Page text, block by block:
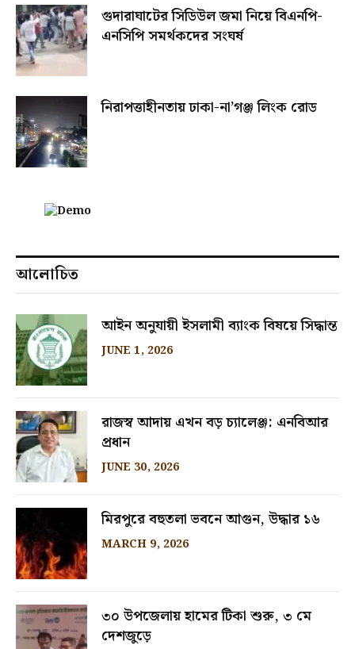
গুদারাঘাটের সিডিউল জমা নিয়ে বিএনপি-
এনসিপি সমর্থকদের সংঘর্ষ
নিরাপত্তাহীনতায় ঢাকা-না’গঞ্জ লিংক রোড
আলোচিত
আইন অনুযায়ী ইসলামী ব্যাংক বিষয়ে সিদ্ধান্ত
JUNE 1, 2026
রাজস্ব আদায় এখন বড় চ্যালেঞ্জ: এনবিআর
প্রধান
JUNE 30, 2026
মিরপুরে বহুতলা ভবনে আগুন, উদ্ধার ১৬
MARCH 9, 2026
৩০ উপজেলায় হামের টিকা শুরু, ৩ মে
দেশজুড়ে